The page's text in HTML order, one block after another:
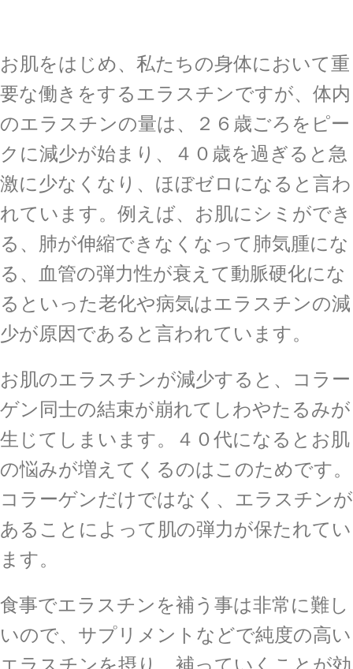
お肌をはじめ、私たちの身体において重
要な働きをするエラスチンですが、体内
のエラスチンの量は、２６歳ごろをピー
クに減少が始まり、４０歳を過ぎると急
激に少なくなり、ほぼゼロになると言わ
れています。例えば、お肌にシミができ
る、肺が伸縮できなくなって肺気腫にな
る、血管の弾力性が衰えて動脈硬化にな
るといった老化や病気はエラスチンの減
少が原因であると言われています。
お肌のエラスチンが減少すると、コラー
ゲン同士の結束が崩れてしわやたるみが
生じてしまいます。４０代になるとお肌
の悩みが増えてくるのはこのためです。
コラーゲンだけではなく、エラスチンが
あることによって肌の弾力が保たれてい
ます。
食事でエラスチンを補う事は非常に難し
いので、サプリメントなどで純度の高い
エラスチンを摂り、補っていくことが効